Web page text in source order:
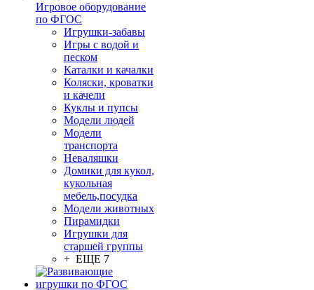
Игровое оборудование
по ФГОС
Игрушки-забавы
Игры с водой и
песком
Каталки и качалки
Коляски, кроватки
и качели
Куклы и пупсы
Модели людей
Модели
транспорта
Неваляшки
Домики для кукол,
кукольная
мебель,посудка
Модели животных
Пирамидки
Игрушки для
старшей группы
+ ЕЩЕ 7